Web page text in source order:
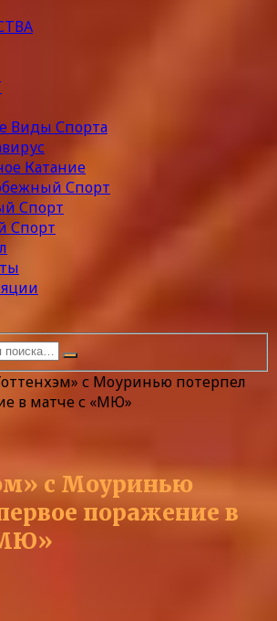
Виды Спорта
Катание
Спорт
Спорт
Спорт
с Моуринью потерпел
в матче с «МЮ»
с Моуринью
поражение в